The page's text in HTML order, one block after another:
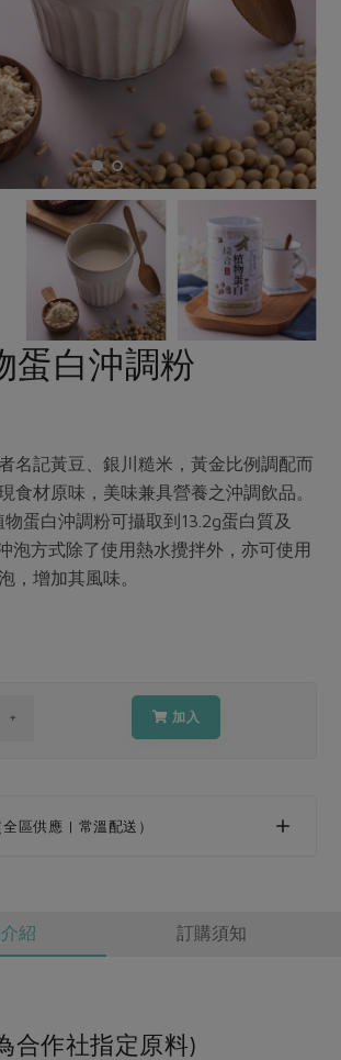
烘焙
沖泡飲品
個人清潔
織品
澎派
後一週
四彈
約優惠案
年度報告
又澎派
支持本土農糧
能源議題
減塑減廢
食農教育
蛋白沖調粉
名記黃豆、銀川糙米，黃金比例調配而
食材原味，美味兼具營養之沖調飲品。
蛋白沖調粉可攝取到13.2g蛋白質及
泡方式除了使用熱水攪拌外，亦可使用
，增加其風味。
加入
全區供應 | 常溫配送）
紹 訂購須知
合作社指定原料)